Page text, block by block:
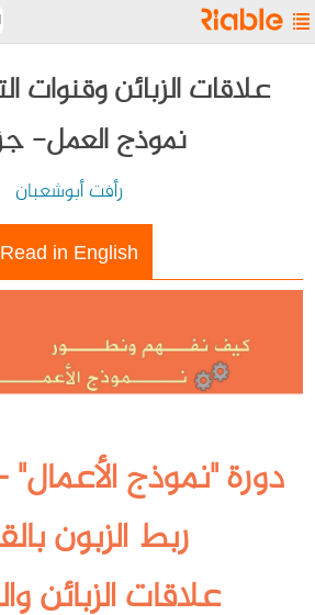
ريابل؟
معنا
شروط
علاقات الزبائن وقنوات
نموذج العمل-
رأفت أبوشعبان
Read in English
دورة "نموذج الأعمال" -
ربط الزبون
علاقات الزبائن